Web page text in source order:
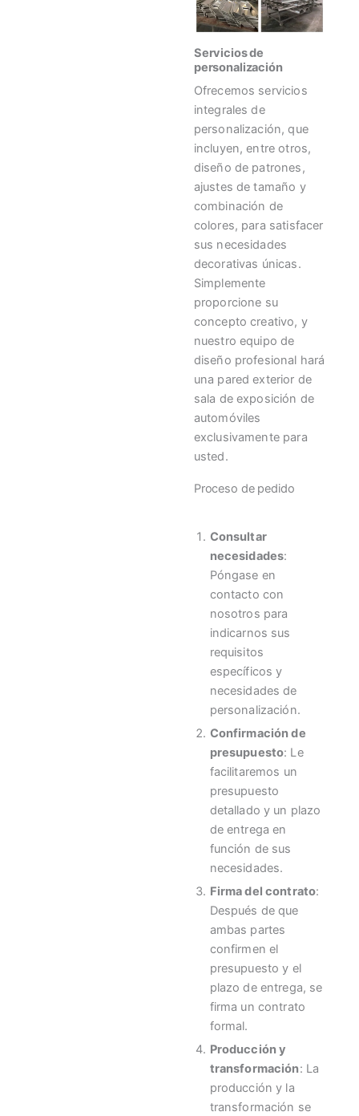
Servicios de
personalización
Ofrecemos servicios
integrales de
personalización, que
incluyen, entre otros,
diseño de patrones,
ajustes de tamaño y
combinación de
colores, para satisfacer
sus necesidades
decorativas únicas.
Simplemente
proporcione su
concepto creativo, y
nuestro equipo de
diseño profesional hará
una pared exterior de
sala de exposición de
automóviles
exclusivamente para
usted.
Proceso de pedido
Consultar
necesidades:
Póngase en
contacto con
nosotros para
indicarnos sus
requisitos
específicos y
necesidades de
personalización.
Confirmación de
presupuesto: Le
facilitaremos un
presupuesto
detallado y un plazo
de entrega en
función de sus
necesidades.
Firma del contrato:
Después de que
ambas partes
confirmen el
presupuesto y el
plazo de entrega, se
firma un contrato
formal.
Producción y
transformación: La
producción y la
transformación se